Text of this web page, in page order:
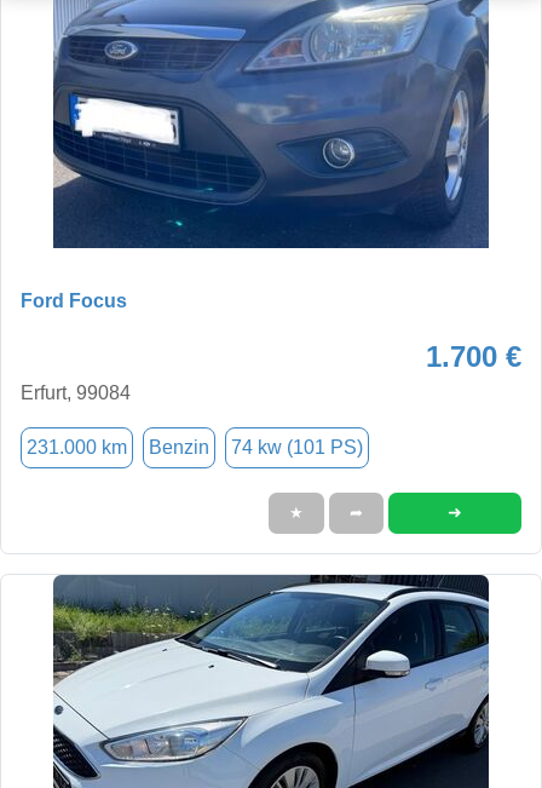
Ford Focus
1.700 €
Erfurt, 99084
231.000 km Benzin 74 kw (101 PS)
★ ➦ ➜